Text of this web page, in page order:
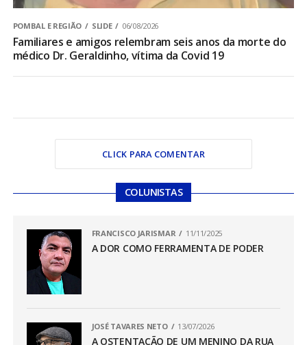
POMBAL E REGIÃO SLIDE 06/08/2026
Familiares e amigos relembram seis anos da morte do
médico Dr. Geraldinho, vítima da Covid 19
CLICK PARA COMENTAR
COLUNISTAS
FRANCISCO JARISMAR 11/11/2025
A DOR COMO FERRAMENTA DE PODER
JOSÉ TAVARES NETO 13/07/2026
A OSTENTAÇÃO DE UM MENINO DA RUA